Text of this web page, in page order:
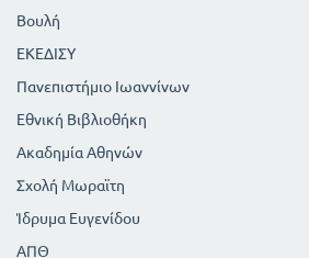
Βουλή
ΕΚΕΔΙΣΥ
Πανεπιστήμιο Ιωαννίνων
Εθνική Βιβλιοθήκη
Ακαδημία Αθηνών
Σχολή Μωραϊτη
Ίδρυμα Ευγενίδου
ΑΠΘ